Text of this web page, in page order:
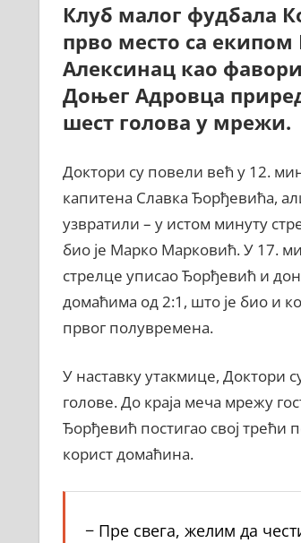
Клуб малог фудбала
прво место са
Алексинац као
Доњег Адровца
шест голова у мрежи.
Доктори су повели већ у 12.
капитена Славка Ђорђевића,
узвратили – у истом минуту
био је Марко Марковић. У 17.
стрелце уписао Ђорђевић и
домаћима од 2:1, што је био и
првог полувремена.
У наставку утакмице, Доктори
голове. До краја меча мрежу
Ђорђевић постигао свој трећи
корист домаћина.
− Пре свега, желим да